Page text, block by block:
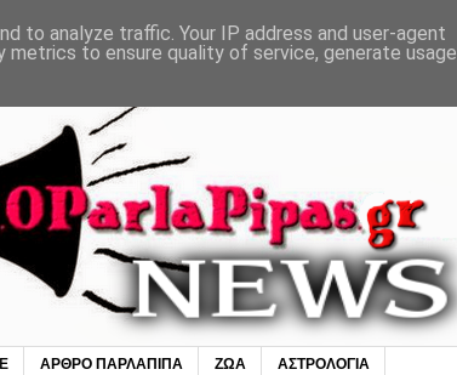
ΑΡΘΡΟ ΠΑΡΛΑΠΙΠΑ ΖΩΑ ΑΣΤΡΟΛΟΓΙΑ
to analyze traffic. Your IP address and user-agent
to ensure quality of service, generate usage